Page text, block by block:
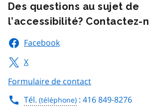
Des questions au sujet de
l’accessibilité? Contactez-
Facebook
X
Formulaire de contact
Tél.
: 416 849-8276